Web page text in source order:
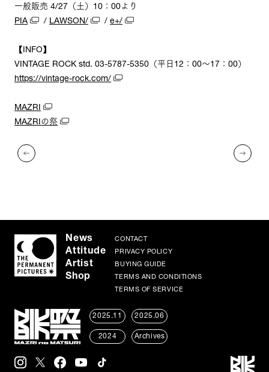
一般販売 4/27（土）10：00より
PIA
/ LAWSON/ / e+/
【INFO】
VINTAGE ROCK std. 03-5787-5350（平日12：00～17：00）
https://vintage-rock.com/
MAZRI
MAZRIの祭
News
Attitude
Artist
Shop
CONTACT
PRIVACY POLICY
BUYING GUIDE
TERMS AND CONDITIONS
TERMS OF SERVICE
2025.11 2025.06
2024 Archives